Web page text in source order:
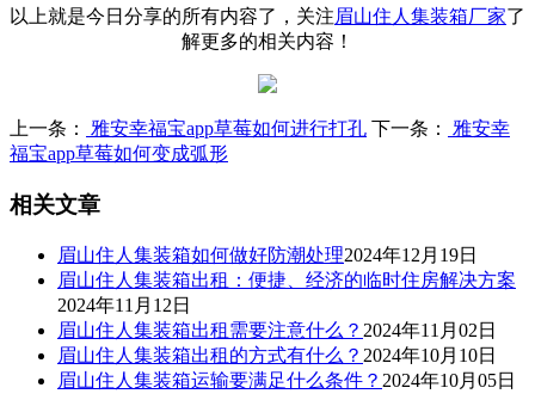
以上就是今日分享的所有内容了，关注眉山住人集装箱厂家了
解更多的相关内容！
上一条： 雅安幸福宝app草莓如何进行打孔 下一条：
雅安幸
福宝app草莓如何变成弧形
相关文章
眉山住人集装箱如何做好防潮处理2024年12月19日
眉山住人集装箱出租：便捷、经济的临时住房解决方案
2024年11月12日
眉山住人集装箱出租需要注意什么？ 2024年11月02日
眉山住人集装箱出租的方式有什么？ 2024年10月10日
眉山住人集装箱运输要满足什么条件？ 2024年10月05日